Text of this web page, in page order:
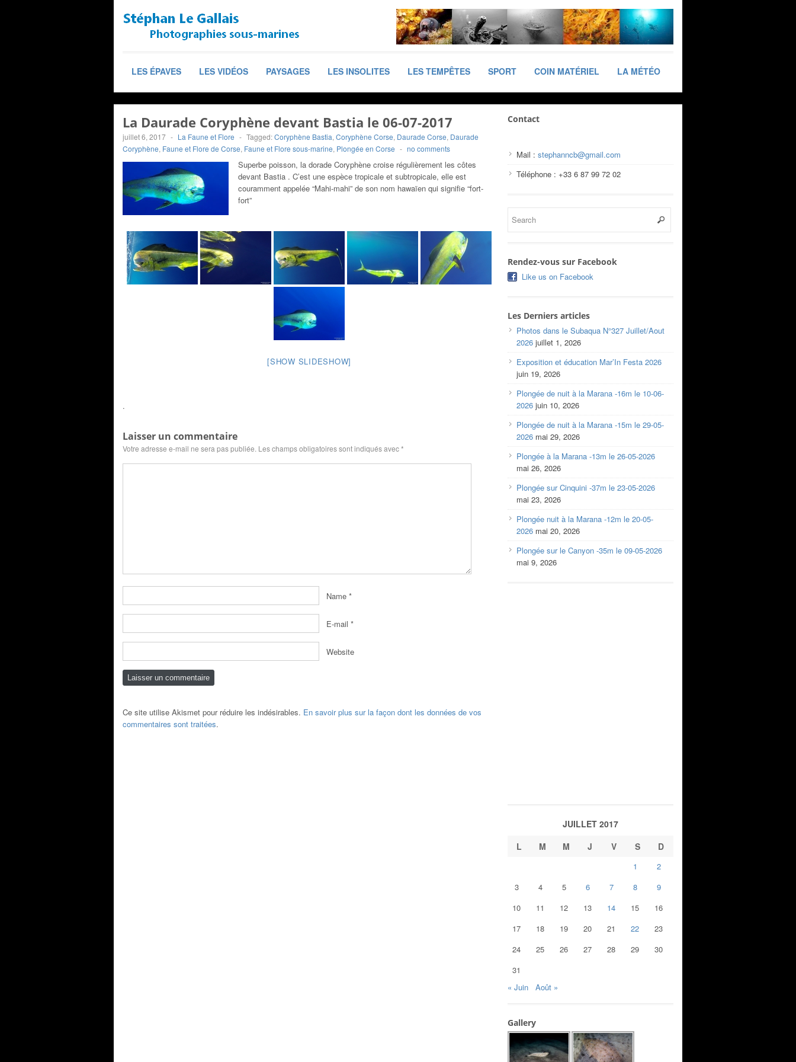
LES ÉPAVES LES VIDÉOS PAYSAGES LES INSOLITES LES TEMPÊTES SPORT COIN MATÉRIEL LA MÉTÉO
La Daurade Coryphène devant Bastia le 06-07-2017
juillet 6, 2017 - La Faune et Flore - Tagged:Coryphène Bastia, Coryphène Corse, Daurade Corse, Daurade
Coryphène, Faune et Flore de Corse, Faune et Flore sous-marine, Plongée en Corse - no comments
Superbe poisson, la dorade Coryphène croise régulièrement les côtes
devant Bastia . C’est une espèce tropicale et subtropicale, elle est
couramment appelée “Mahi-mahi” de son nom hawaïen qui signifie “fort-
fort”
[SHOW SLIDESHOW]
.
Laisser un commentaire
Votre adresse e-mail ne sera pas publiée. Les champs obligatoires sont indiqués avec*
Name *
E-mail *
Website
Ce site utilise Akismet pour réduire les indésirables. En savoir plus sur la façon dont les données de vos
commentaires sont traitées.
Contact
Mail : stephanncb@gmail.com
Téléphone : +33 6 87 99 72 02
Rendez-vous sur Facebook
Like us on Facebook
Les Derniers articles
Photos dans le Subaqua N°327 Juillet/Aout
2026 juillet 1, 2026
Exposition et éducation Mar’In Festa 2026
juin 19, 2026
Plongée de nuit à la Marana -16m le 10-06-
2026 juin 10, 2026
Plongée de nuit à la Marana -15m le 29-05-
2026 mai 29, 2026
Plongée à la Marana -13m le 26-05-2026
mai 26, 2026
Plongée sur Cinquini -37m le 23-05-2026
mai 23, 2026
Plongée nuit à la Marana -12m le 20-05-
2026 mai 20, 2026
Plongée sur le Canyon -35m le 09-05-2026
mai 9, 2026
JUILLET 2017
L
M M J V S D
1
2
3
4 5 6 7 8
9
10
11 12 13 14 15
16
17
18 19 20 21 22
23
24
25 26 27 28 29
30
31
« Juin
Août »
Gallery